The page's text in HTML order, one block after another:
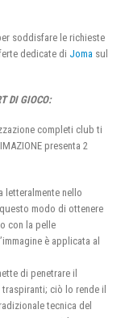
soddisfare le richieste
dedicate di Joma sul
DI GIOCO:
completi club ti
presenta 2
letteralmente nello
modo di ottenere
con la pelle
è applicata al
di penetrare il
ciò lo rende il
tecnica del